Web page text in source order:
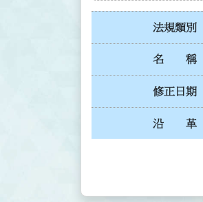
法規類別
名 稱
修正日期
沿 革